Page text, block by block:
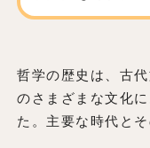
哲学の歴史は、古
のさまざまな文化
た。主要な時代と